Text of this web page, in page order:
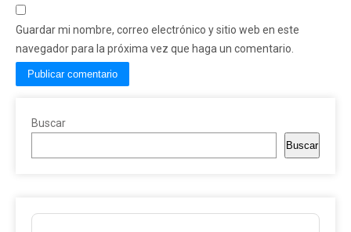
Guardar mi nombre, correo electrónico y sitio web en este
navegador para la próxima vez que haga un comentario.
Buscar
Buscar